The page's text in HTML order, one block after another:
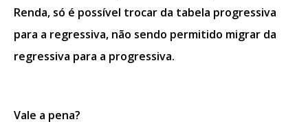
Renda, só é possível trocar da tabela progressiva
para a regressiva, não sendo permitido migrar da
regressiva para a progressiva.
Vale a pena?